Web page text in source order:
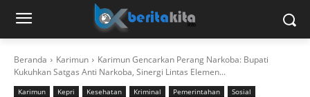
Beranda Karimun
Karimun Gencarkan Perang Narkoba: Bupati
Kukuhkan Satgas Anti Narkoba, Sinergi Lintas Elemen...
Karimun Kepri Kesehatan Kriminal Pemerintahan Sosial